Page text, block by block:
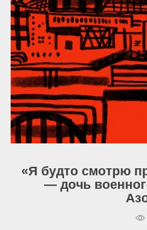
«Я будто смотрю
— дочь